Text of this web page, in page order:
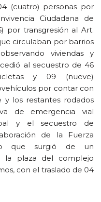
(cuatro) personas por
Ciudadana de
por transgresión al Art.
circulaban por barrios
viviendas y
al secuestro de 46
y 09 (nueve)
por contar con
y los restantes rodados
de emergencia vial
y el secuestro de
de la Fuerza
lo que surgió de un
la plaza del complejo
con el traslado de 04